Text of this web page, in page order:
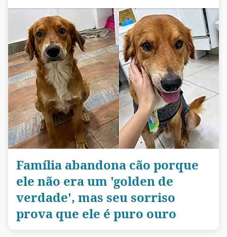
Família abandona cão porque
ele não era um 'golden de
verdade', mas seu sorriso
prova que ele é puro ouro